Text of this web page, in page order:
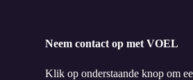
Neem contact op met VOEL
Klik op onderstaande knop om